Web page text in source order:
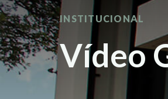
INSTITUCIONAL
Vídeo